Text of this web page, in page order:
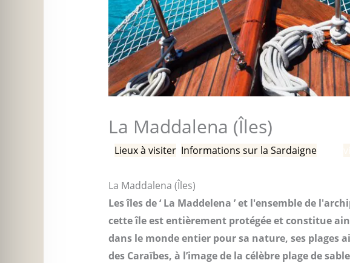
La Maddalena (Îles)
Lieux à visiter, Informations sur la Sardaigne/ Par
La Maddalena (Îles)
Les îles de ‘ La Maddelena ’ et l'ensemble de
cette île est entièrement protégée et constitue
dans le monde entier pour sa nature, ses plages
des Caraïbes, à l’image de la célèbre plage de